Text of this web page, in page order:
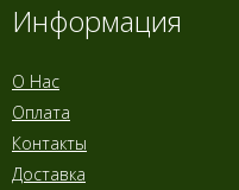
Информация
О Нас
Оплата
Контакты
Доставка